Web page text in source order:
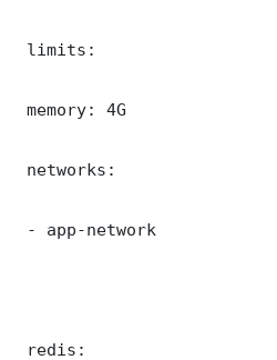
limits:
memory: 4G
networks:
- app-network
redis: